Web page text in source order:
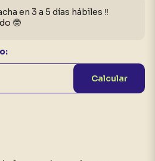
en 3 a 5 días hábiles ‼️
🤓
Calcular